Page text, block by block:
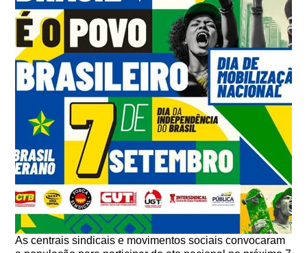
As centrais sindicais e movimentos sociais convocaram